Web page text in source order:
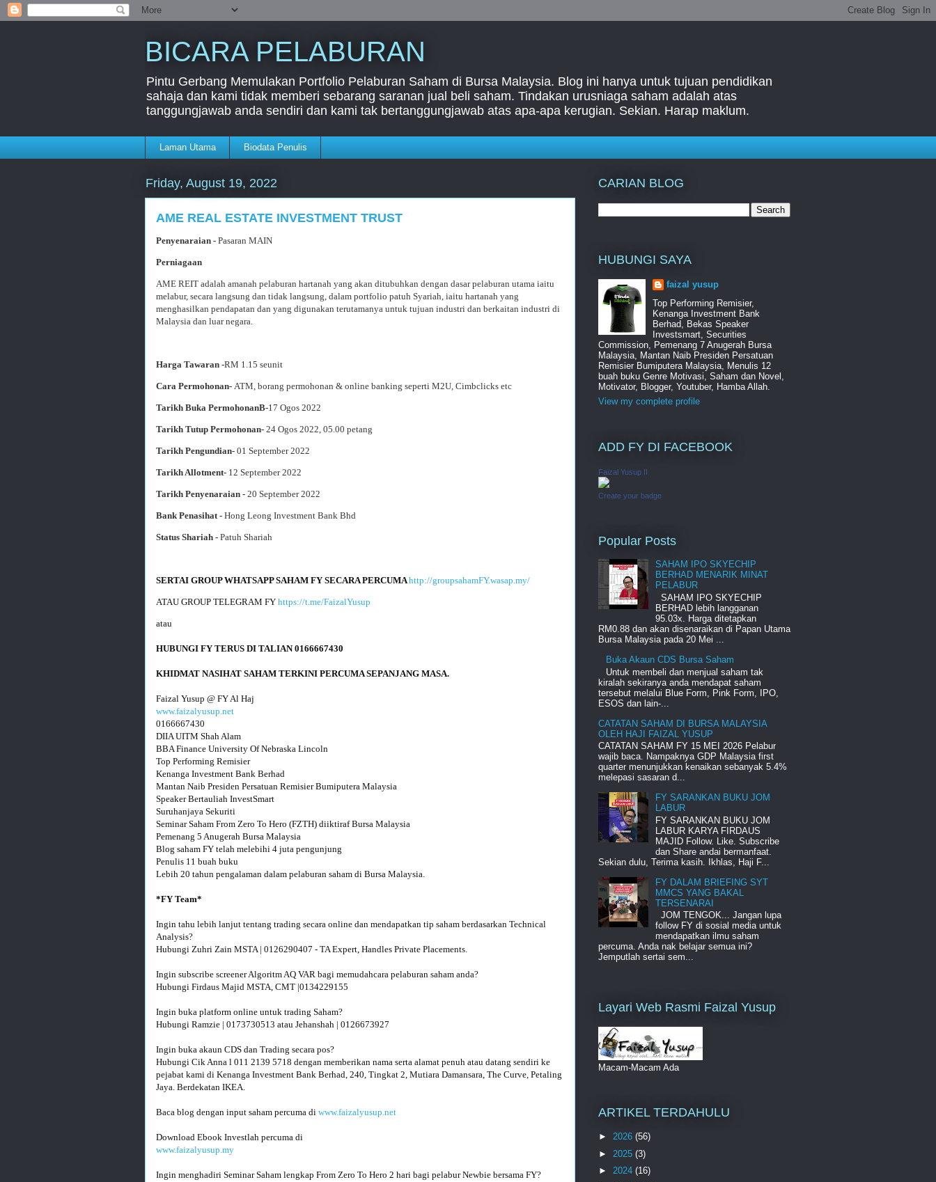
BICARA PELABURAN
Pintu Gerbang Memulakan Portfolio Pelaburan Saham di Bursa Malaysia. Blog ini hanya untuk tujuan pendidikan
sahaja dan kami tidak memberi sebarang saranan jual beli saham. Tindakan urusniaga saham adalah atas
tanggungjawab anda sendiri dan kami tak bertanggungjawab atas apa-apa kerugian. Sekian. Harap maklum.
Laman Utama Biodata Penulis
Friday, August 19, 2022
AME REAL ESTATE INVESTMENT TRUST
Penyenaraian - Pasaran MAIN
Perniagaan
AME REIT adalah amanah pelaburan hartanah yang akan ditubuhkan dengan dasar pelaburan utama iaitu
melabur, secara langsung dan tidak langsung, dalam portfolio patuh Syariah, iaitu hartanah yang
menghasilkan pendapatan dan yang digunakan terutamanya untuk tujuan industri dan berkaitan industri di
Malaysia dan luar negara.
Harga Tawaran -RM 1.15 seunit
Cara Permohonan- ATM, borang permohonan & online banking seperti M2U, Cimbclicks etc
Tarikh Buka PermohonanB-17 Ogos 2022
Tarikh Tutup Permohonan- 24 Ogos 2022, 05.00 petang
Tarikh Pengundian- 01 September 2022
Tarikh Allotment- 12 September 2022
Tarikh Penyenaraian - 20 September 2022
Bank Penasihat - Hong Leong Investment Bank Bhd
Status Shariah - Patuh Shariah
SERTAI GROUP WHATSAPP SAHAM FY SECARA PERCUMA http://groupsahamFY.wasap.my/
ATAU GROUP TELEGRAM FY https://t.me/FaizalYusup
www.faizalyusup.net
0166667430
DIIA UITM Shah Alam
BBA Finance University Of Nebraska Lincoln
Top Performing Remisier
Kenanga Investment Bank Berhad
Mantan Naib Presiden Persatuan Remisier Bumiputera Malaysia
Speaker Bertauliah InvestSmart
Suruhanjaya Sekuriti
Seminar Saham From Zero To Hero (FZTH) diiktiraf Bursa Malaysia
Pemenang 5 Anugerah Bursa Malaysia
Blog saham FY telah melebihi 4 juta pengunjung
Penulis 11 buah buku
Lebih 20 tahun pengalaman dalam pelaburan saham di Bursa Malaysia.
Ingin tahu lebih lanjut tentang trading secara online dan mendapatkan tip saham berdasarkan Technical
Analysis?
Hubungi Zuhri Zain MSTA | 0126290407 - TA Expert, Handles Private Placements.
Ingin subscribe screener Algoritm AQ VAR bagi memudahcara pelaburan saham anda?
Hubungi Firdaus Majid MSTA, CMT |0134229155
Ingin buka platform online untuk trading Saham?
Hubungi Ramzie | 0173730513 atau Jehanshah | 0126673927
Ingin buka akaun CDS dan Trading secara pos?
Hubungi Cik Anna l 011 2139 5718 dengan memberikan nama serta alamat penuh atau datang sendiri ke
pejabat kami di Kenanga Investment Bank Berhad, 240, Tingkat 2, Mutiara Damansara, The Curve, Petaling
Jaya. Berdekatan IKEA.
Baca blog dengan input saham percuma di www.faizalyusup.net
www.faizalyusup.my
CARIAN BLOG
HUBUNGI SAYA
faizal yusup
Top Performing Remisier,
Kenanga Investment Bank
Berhad, Bekas Speaker
Investsmart, Securities
Commission, Pemenang 7 Anugerah Bursa
Malaysia, Mantan Naib Presiden Persatuan
Remisier Bumiputera Malaysia, Menulis 12
buah buku Genre Motivasi, Saham dan Novel,
Motivator, Blogger, Youtuber, Hamba Allah.
View my complete profile
ADD FY DI FACEBOOK
Faizal Yusup II
Create your badge
Popular Posts
SAHAM IPO SKYECHIP
BERHAD MENARIK MINAT
PELABUR
SAHAM IPO SKYECHIP
BERHAD lebih langganan
95.03x. Harga ditetapkan
RM0.88 dan akan disenaraikan di Papan Utama
Bursa Malaysia pada 20 Mei ...
Buka Akaun CDS Bursa Saham
Untuk membeli dan menjual saham tak
kiralah sekiranya anda mendapat saham
tersebut melalui Blue Form, Pink Form, IPO,
ESOS dan lain-...
CATATAN SAHAM DI BURSA MALAYSIA
OLEH HAJI FAIZAL YUSUP
CATATAN SAHAM FY 15 MEI 2026 Pelabur
wajib baca. Nampaknya GDP Malaysia first
quarter menunjukkan kenaikan sebanyak 5.4%
melepasi sasaran d...
FY SARANKAN BUKU JOM
LABUR
FY SARANKAN BUKU JOM
LABUR KARYA FIRDAUS
MAJID Follow. Like. Subscribe
dan Share andai bermanfaat.
Sekian dulu, Terima kasih. Ikhlas, Haji F...
FY DALAM BRIEFING SYT
MMCS YANG BAKAL
TERSENARAI
JOM TENGOK... Jangan lupa
follow FY di sosial media untuk
mendapatkan ilmu saham
percuma. Anda nak belajar semua ini?
Jemputlah sertai sem...
Layari Web Rasmi Faizal Yusup
Macam-Macam Ada
ARTIKEL TERDAHULU
► 2026 (56)
► 2025 (3)
► 2024 (16)